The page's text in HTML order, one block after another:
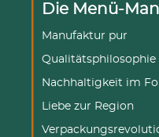
Die Menü-
Manufaktur pur
Qualitätsphilosophie
Nachhaltigkeit im
Liebe zur Region